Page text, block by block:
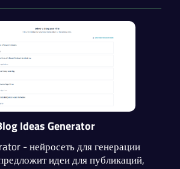
традиционной съемки, монтажа и
может получить готовый
за несколько минут. Платформа
видео, AI-аватаров,
изображений, анализ
и инструменты для
рекламных кампаний.
Ideas Generator
- нейросеть для генерации
идеи для публикаций,